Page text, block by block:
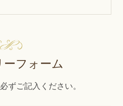
ーフォーム
ずご記入ください。